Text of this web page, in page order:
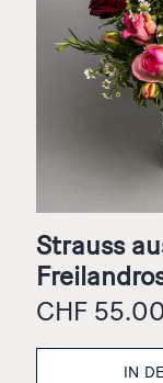
Strauss
CHF 55.00
IN